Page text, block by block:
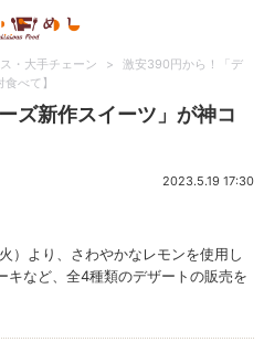
・大手チェーン >
激安390円から！「デ
べて】
ズ新作スイーツ」が神コ
2023.5.19 17:30
）より、さわやかなレモンを使用し
キなど、全4種類のデザートの販売を